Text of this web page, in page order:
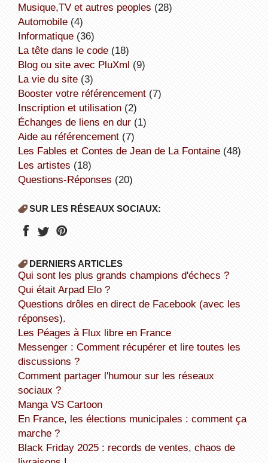
Musique,TV et autres peoples (28)
Automobile(4)
informatique(36)
la tête dans le code(18)
Blog ou site avec PluXml (9)
la vie du site(3)
booster votre référencement(7)
inscription et utilisation(2)
échanges de liens en dur(1)
aide au référencement(7)
Les Fables et Contes de Jean de La Fontaine(48)
Les artistes (18)
Questions-Réponses (20)
SUR LES RÉSEAUX SOCIAUX:
DERNIERS ARTICLES
Qui sont les plus grands champions d'échecs ?
Qui était Arpad Elo ?
Questions drôles en direct de Facebook (avec les
réponses).
Les Péages à Flux libre en France
Messenger : Comment récupérer et lire toutes les
discussions ?
Comment partager l'humour sur les réseaux
sociaux ?
Manga VS Cartoon
En France, les élections municipales : comment ça
marche ?
Black Friday 2025 : records de ventes, chaos de